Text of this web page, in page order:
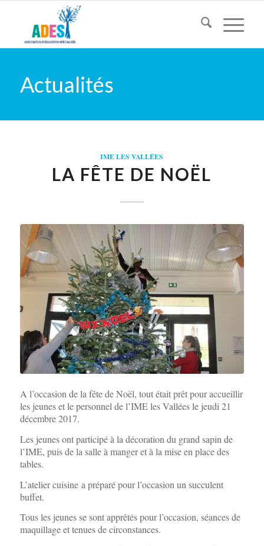
Actualités
IME LES VALLÉES
LA FÊTE DE NOËL
A l’occasion de la fête de Noël, tout était prêt pour accueillir
les jeunes et le personnel de l’IME les Vallées le jeudi 21
décembre 2017.
Les jeunes ont participé à la décoration du grand sapin de
l’IME, puis de la salle à manger et à la mise en place des
tables.
L’atelier cuisine a préparé pour l’occasion un succulent
buffet.
Tous les jeunes se sont apprêtés pour l’occasion, séances de
maquillage et tenues de circonstances.